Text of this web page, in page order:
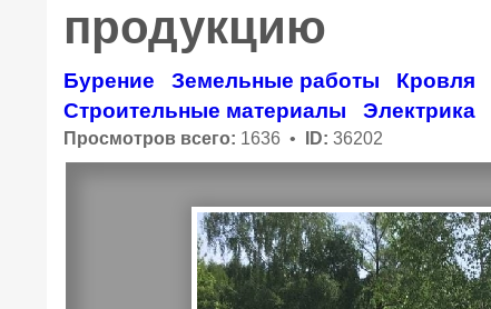
продукцию
Бурение Земельные работы Кровля
Строительные материалы
Электрика
Просмотров всего: 1636 • ID: 36202